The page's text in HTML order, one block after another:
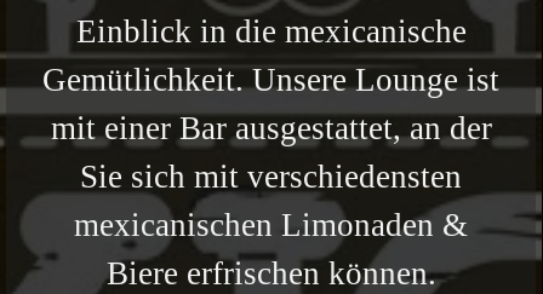
Einblick in die mexicanische
Gemütlichkeit. Unsere Lounge ist
mit einer Bar ausgestattet, an der
Sie sich mit verschiedensten
mexicanischen Limonaden &
Biere erfrischen können.